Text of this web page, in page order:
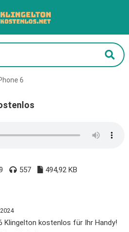
6
557 494,92 KB
Klingelton kostenlos für Ihr Handy!